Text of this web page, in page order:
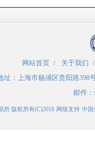
网站首页 / 关于我们
址： 上海市杨浦区贵阳路398
邮件：
所版权所有(C)2016 网络支持 中国